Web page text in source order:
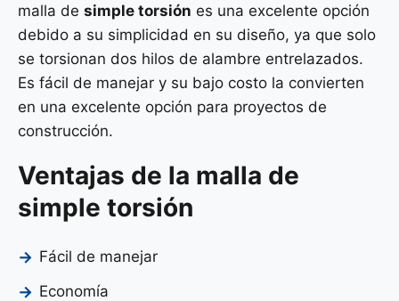
malla de simple torsión es una excelente opción
debido a su simplicidad en su diseño, ya que solo
se torsionan dos hilos de alambre entrelazados.
Es fácil de manejar y su bajo costo la convierten
en una excelente opción para proyectos de
construcción.
Ventajas de la malla de
simple torsión
Fácil de manejar
Economía